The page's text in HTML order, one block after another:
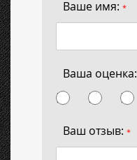
Ваше имя: *
Ваша оценка:
Ваш отзыв: *